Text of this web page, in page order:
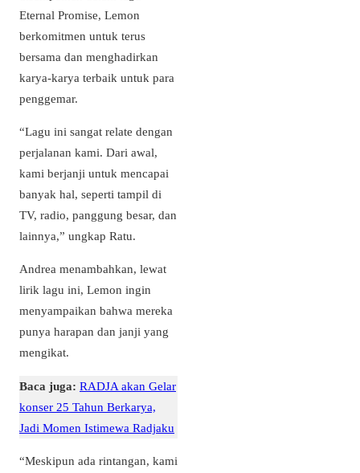
Eternal Promise, Lemon
berkomitmen untuk terus
bersama dan menghadirkan
karya-karya terbaik untuk para
penggemar.
“Lagu ini sangat relate dengan
perjalanan kami. Dari awal,
kami berjanji untuk mencapai
banyak hal, seperti tampil di
TV, radio, panggung besar, dan
lainnya,” ungkap Ratu.
Andrea menambahkan, lewat
lirik lagu ini, Lemon ingin
menyampaikan bahwa mereka
punya harapan dan janji yang
mengikat.
Baca juga: RADJA akan Gelar
konser 25 Tahun Berkarya,
Jadi Momen Istimewa Radjaku
“Meskipun ada rintangan, kami